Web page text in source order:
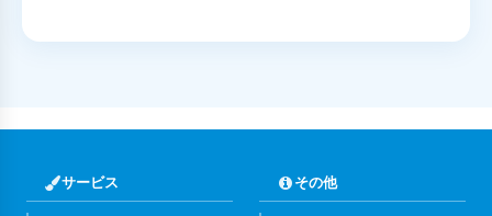
サービス その他